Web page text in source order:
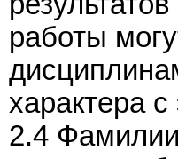
работы
характера
2.4